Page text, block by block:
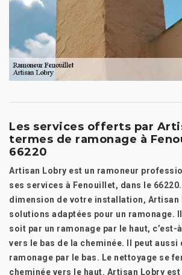
Les services offerts par
termes de ramonage à
66220
Artisan Lobry est un ramoneur
ses services à Fenouillet, dans le
dimension de votre installation, Artisan
solutions adaptées pour un ramonage.
soit par un ramonage par le haut, c’est-
vers le bas de la cheminée. Il peut aussi
ramonage par le bas. Le nettoyage se
cheminée vers le haut. Artisan Lobry est